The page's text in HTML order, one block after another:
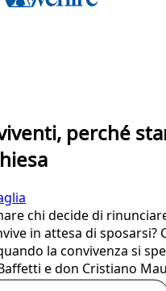
perché
chi decide di
in attesa di sposarsi?
la convivenza si
e don Cristiano